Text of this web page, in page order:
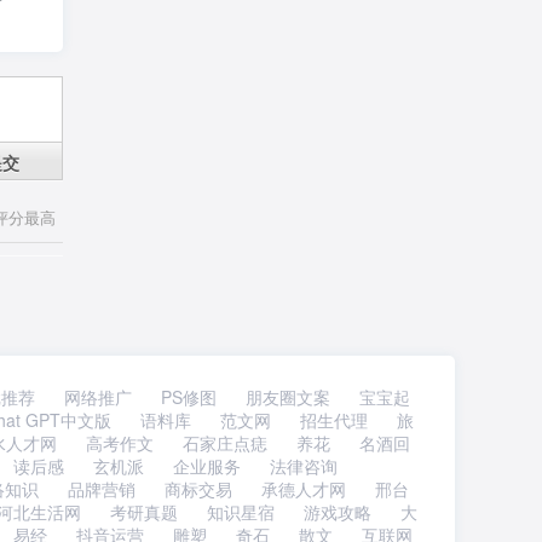
分最高
荐 网络推广 PS修图 朋友圈文案
宝宝起
GPT中文版
语料库 范文网 招生代理
旅
人才网
高考作文 石家庄点痣 养花
名酒回
读后感
玄机派 企业服务
法律咨询
识
品牌营销 商标交易 承德人才网
邢台
北生活网
考研真题 知识星宿 游戏攻略
大
易经
抖音运营 雕塑 奇石 散文 互联网